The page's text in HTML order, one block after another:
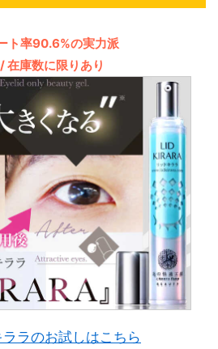
ト率90.6%の実力派
庫数に限りあり
ララのお試しはこちら